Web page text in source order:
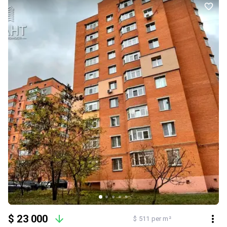
квартири 24000$. Пропонуйте. Телефонуйте.
$ 23 000 $ 511 per m²